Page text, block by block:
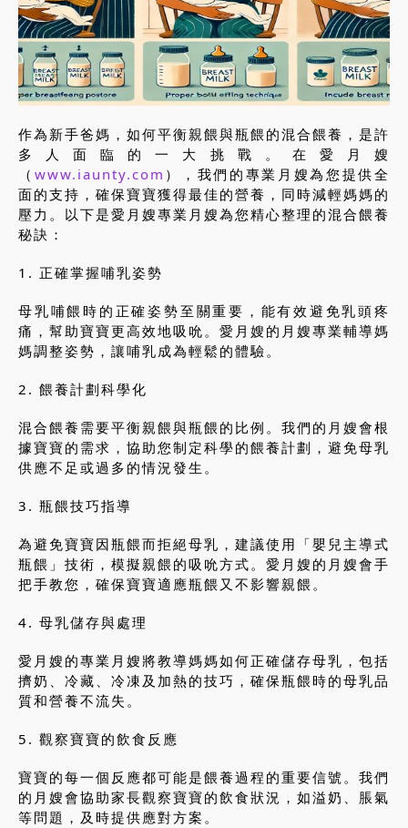
作為新手爸媽，如何平衡親餵與瓶餵的混合餵養，是許
多人面臨的一大挑戰。在愛月嫂
（ www.iaunty.com ），我們的專業月嫂為您提供全
面的支持，確保寶寶獲得最佳的營養，同時減輕媽媽的
壓力。以下是愛月嫂專業月嫂為您精心整理的混合餵養
秘訣：
1. 正確掌握哺乳姿勢
母乳哺餵時的正確姿勢至關重要，能有效避免乳頭疼
痛，幫助寶寶更高效地吸吮。愛月嫂的月嫂專業輔導媽
媽調整姿勢，讓哺乳成為輕鬆的體驗。
2. 餵養計劃科學化
混合餵養需要平衡親餵與瓶餵的比例。我們的月嫂會根
據寶寶的需求，協助您制定科學的餵養計劃，避免母乳
供應不足或過多的情況發生。
3. 瓶餵技巧指導
為避免寶寶因瓶餵而拒絕母乳，建議使用「嬰兒主導式
瓶餵」技術，模擬親餵的吸吮方式。愛月嫂的月嫂會手
把手教您，確保寶寶適應瓶餵又不影響親餵。
4. 母乳儲存與處理
愛月嫂的專業月嫂將教導媽媽如何正確儲存母乳，包括
擠奶、冷藏、冷凍及加熱的技巧，確保瓶餵時的母乳品
質和營養不流失。
5. 觀察寶寶的飲食反應
寶寶的每一個反應都可能是餵養過程的重要信號。我們
的月嫂會協助家長觀察寶寶的飲食狀況，如溢奶、脹氣
等問題，及時提供應對方案。